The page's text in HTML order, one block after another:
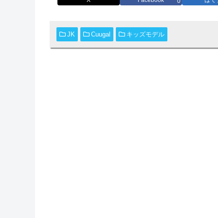
JK Cuugal キッズモデル